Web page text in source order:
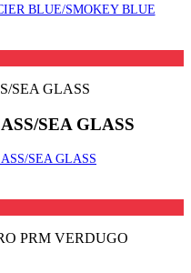
BLUE/SMOKEY BLUE
SEA GLASS
SEA GLASS